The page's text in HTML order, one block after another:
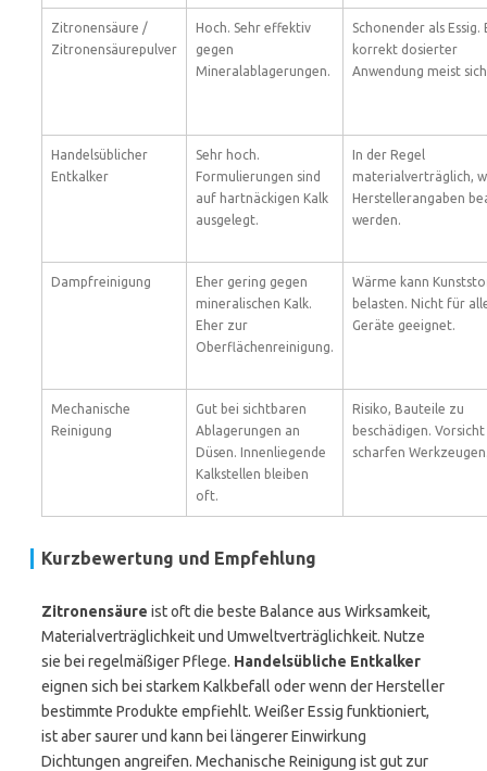
Zitronensäure /
Zitronensäurepulver
Hoch. Sehr effektiv
gegen
Mineralablagerungen.
Schonender als Essig.
korrekt dosierter
Anwendung meist
Handelsüblicher
Entkalker
Sehr hoch.
Formulierungen sind
auf hartnäckigen Kalk
ausgelegt.
In der Regel
materialverträglich,
Herstellerangaben
werden.
Dampfreinigung
Eher gering gegen
mineralischen Kalk.
Eher zur
Oberflächenreinigung.
Wärme kann
belasten. Nicht für
Geräte geeignet.
Mechanische
Reinigung
Gut bei sichtbaren
Ablagerungen an
Düsen. Innenliegende
Kalkstellen bleiben
oft.
Risiko, Bauteile zu
beschädigen.
scharfen
Kurzbewertung und Empfehlung
Zitronensäure ist oft die beste Balance aus Wirksamkeit,
Materialverträglichkeit und Umweltverträglichkeit. Nutze
sie bei regelmäßiger Pflege. Handelsübliche Entkalker
eignen sich bei starkem Kalkbefall oder wenn der Hersteller
bestimmte Produkte empfiehlt. Weißer Essig funktioniert,
ist aber saurer und kann bei längerer Einwirkung
Dichtungen angreifen. Mechanische Reinigung ist gut zur